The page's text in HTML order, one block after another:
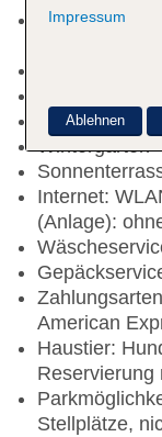
Late Check-
Wintergarten
Internet:
(Anlage):
American
Haustier:
Reservierung
Stellplätze,
Impressum
Ablehnen